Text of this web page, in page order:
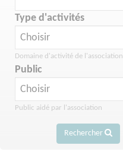
Type d'activités
Domaine d'activité de l'association
Public
Public aidé par l'association
Rechercher